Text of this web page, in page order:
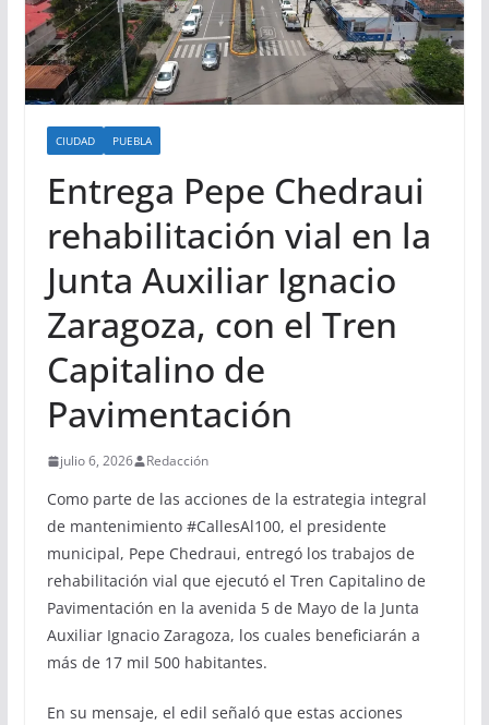
CIUDAD PUEBLA
Entrega Pepe Chedraui
rehabilitación vial en la
Junta Auxiliar Ignacio
Zaragoza, con el Tren
Capitalino de
Pavimentación
julio 6, 2026 Redacción
Como parte de las acciones de la estrategia integral
de mantenimiento #CallesAl100, el presidente
municipal, Pepe Chedraui, entregó los trabajos de
rehabilitación vial que ejecutó el Tren Capitalino de
Pavimentación en la avenida 5 de Mayo de la Junta
Auxiliar Ignacio Zaragoza, los cuales beneficiarán a
más de 17 mil 500 habitantes.
En su mensaje, el edil señaló que estas acciones